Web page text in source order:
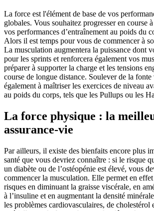
La force est l'élément de base de vos
globales. Vous souhaitez progresser en course
vos performances d’entraînement au poids du
Alors il est temps pour vous de commencer à
La musculation augmentera la puissance dont
pour les sprints et renforcera également vos
préparer à supporter la charge et les tensions
course de longue distance. Soulever de la fonte
également à maîtriser les exercices de niveau
au poids du corps, tels que les Pullups ou les
La force physique : la
assurance-vie
Par ailleurs, il existe des bienfaits encore plus
santé que vous devriez connaître : si le risque
un diabète ou de l’ostéopénie est élevé, vous
commencer la musculation. Elle permet en
risques en diminuant la graisse viscérale, en
à l’insuline et en augmentant la densité
les problèmes cardiovasculaires, de cholestérol